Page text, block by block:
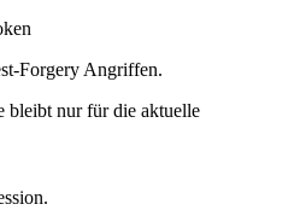
Forgery Angriffen.
bleibt nur für die aktuelle